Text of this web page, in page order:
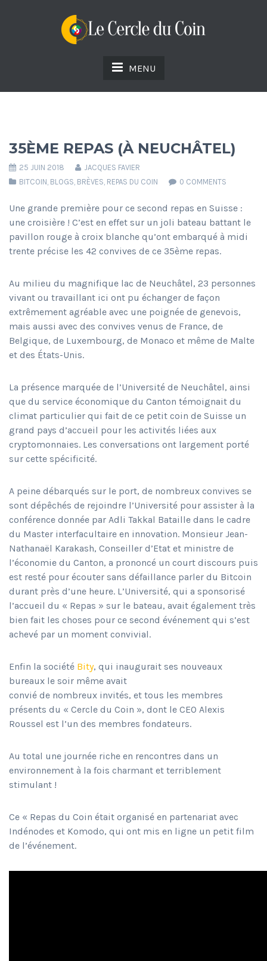
MENU
35ÈME REPAS (À NEUCHÂTEL)
25 JUIN 2018
JACQUES FAVIER
BITCOIN, BLOGS, BRÈVES, REPAS DU COIN 0 COMMENTS
Une grande première pour ce second repas en Suisse :
une croisière ! C’est en effet sur un joli bateau battant le
pavillon rouge à croix blanche qu’ont embarqué à midi
trente précise les 42 convives de ce 35ème repas.
Au milieu du magnifique lac de Neuchâtel, 23 personnes
vivant ou travaillant ici ont pu échanger de façon
extrêmement agréable avec une poignée de genevois,
mais aussi avec des convives venus de France, de
Belgique, de Luxembourg, de Monaco et même de Malte
et des États-Unis.
La présence marquée de l’Université de Neuchâtel, ainsi
que du service économique du Canton témoignait du
climat particulier qui fait de ce petit coin de Suisse un
grand pays d’accueil pour les activités liées aux
cryptomonnaies. Les conversations ont largement porté
sur cette spécificité.
A peine débarqués sur le port, de nombreux convives se
sont dépêchés de rejoindre l’Université pour assister à la
conférence donnée par Adli Takkal Bataille dans le cadre
du Master interfacultaire en innovation. Monsieur Jean-
Nathanaël Karakash, Conseiller d’Etat et ministre de
l’économie du Canton, a prononcé un court discours puis
est resté pour écouter sans défaillance parler du Bitcoin
durant près d’une heure. L’Université, qui a sponsorisé
l’accueil du « Repas » sur le bateau, avait également très
bien fait les choses pour ce second événement qui s’est
achevé par un moment convivial.
Enfin la société Bity, qui inaugurait ses nouveaux
bureaux le soir même avait
convié de nombreux invités, et tous les membres
présents du « Cercle du Coin », dont le CEO Alexis
Roussel est l’un des membres fondateurs.
Au total une journée riche en rencontres dans un
environnement à la fois charmant et terriblement
stimulant !
Ce « Repas du Coin était organisé en partenariat avec
Indénodes et Komodo, qui ont mis en ligne un petit film
de l’événement.